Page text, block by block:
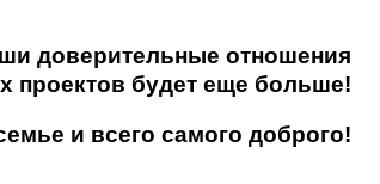
доверительные отношения
проектов будет еще больше!
и всего самого доброго!